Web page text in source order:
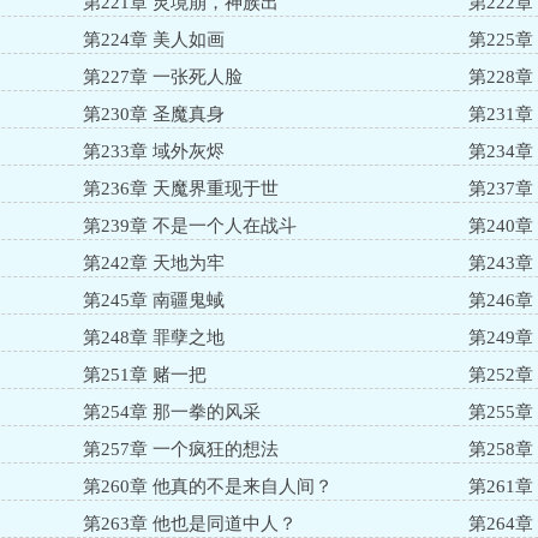
第224章 美人如画
第225章
第227章 一张死人脸
第228
第230章 圣魔真身
第231章
第233章 域外灰烬
第234章
第236章 天魔界重现于世
第237章
第239章 不是一个人在战斗
第240
第242章 天地为牢
第243章
第245章 南疆鬼蜮
第246章
第248章 罪孽之地
第249章
第251章 赌一把
第252章
第254章 那一拳的风采
第255
第257章 一个疯狂的想法
第258章
第260章 他真的不是来自人间？
第261章
第263章 他也是同道中人？
第264章